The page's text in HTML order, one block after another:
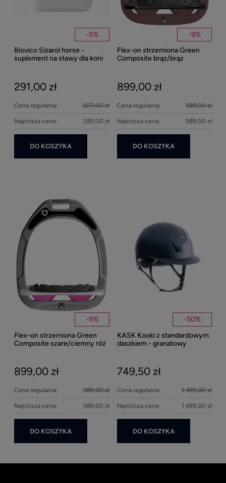
-5%
Biovico Sizarol horse -
suplement na stawy dla koni
291,00 zł
Cena regularna: 307,00 zł
Najniższa cena: 289,00 zł
DO KOSZYKA
-9%
Flex-on strzemiona Green
Composite brąz/brąz
899,00 zł
Cena regularna: 989,00 zł
Najniższa cena: 989,00 zł
DO KOSZYKA
-9%
Flex-on strzemiona Green
Composite szare/ciemny róż
899,00 zł
Cena regularna: 989,00 zł
Najniższa cena: 989,00 zł
DO KOSZYKA
-50%
KASK Kooki z standardowym
daszkiem - granatowy
749,50 zł
Cena regularna: 1 499,00 zł
Najniższa cena: 1 499,00 zł
DO KOSZYKA